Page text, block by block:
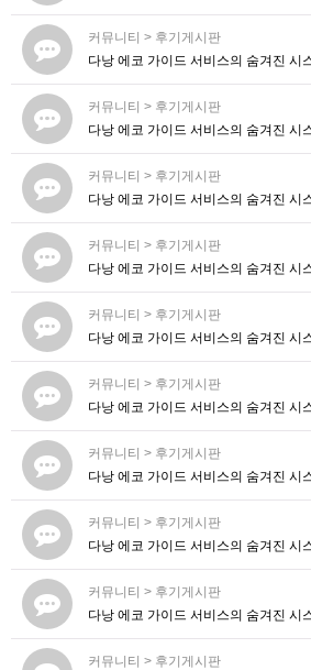
커뮤니티 > 후기게시판
다낭 에코 가이드 서비스의 숨겨진 시
커뮤니티 > 후기게시판
다낭 에코 가이드 서비스의 숨겨진 시
커뮤니티 > 후기게시판
다낭 에코 가이드 서비스의 숨겨진 시
커뮤니티 > 후기게시판
다낭 에코 가이드 서비스의 숨겨진 시
커뮤니티 > 후기게시판
다낭 에코 가이드 서비스의 숨겨진 시
커뮤니티 > 후기게시판
다낭 에코 가이드 서비스의 숨겨진 시
커뮤니티 > 후기게시판
다낭 에코 가이드 서비스의 숨겨진 시
커뮤니티 > 후기게시판
다낭 에코 가이드 서비스의 숨겨진 시
커뮤니티 > 후기게시판
다낭 에코 가이드 서비스의 숨겨진 시
커뮤니티 > 후기게시판